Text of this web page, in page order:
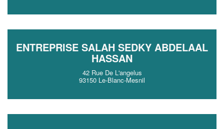
ENTREPRISE SALAH SEDKY ABDELAAL
HASSAN
42 Rue De L'angelus
93150 Le-Blanc-Mesnil